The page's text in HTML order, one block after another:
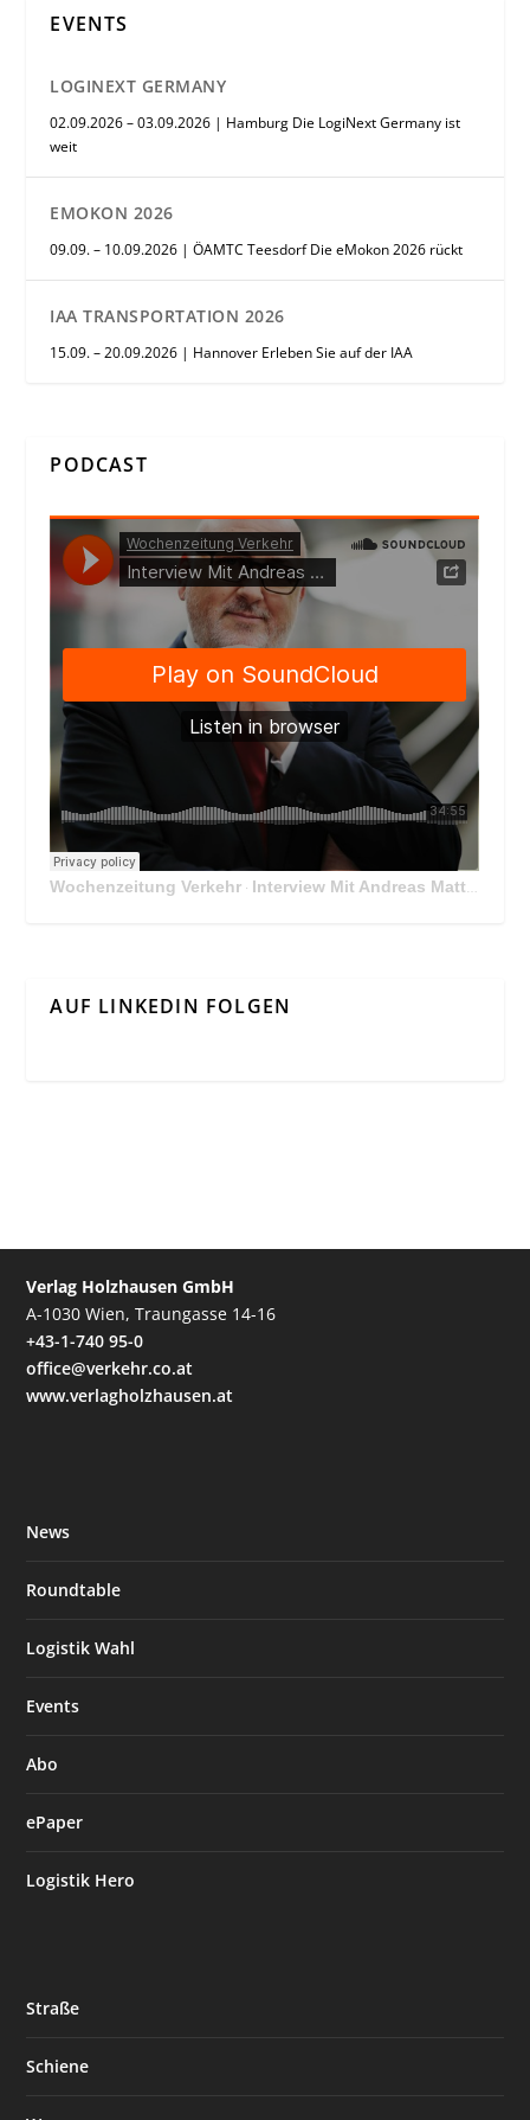
EVENTS
LOGINEXT GERMANY
02.09.2026 – 03.09.2026 | Hamburg Die LogiNext Germany ist
weit
EMOKON 2026
09.09. – 10.09.2026 | ÖAMTC Teesdorf Die eMokon 2026 rückt
IAA TRANSPORTATION 2026
15.09. – 20.09.2026 | Hannover Erleben Sie auf der IAA
PODCAST
Wochenzeitung Verkehr · Interview Mit Andreas Matthä, CEO der ÖBB Holding
AUF LINKEDIN FOLGEN
Verlag Holzhausen GmbH
A-1030 Wien, Traungasse 14-16
+43-1-740 95-0
office@verkehr.co.at
www.verlagholzhausen.at
News
Roundtable
Logistik Wahl
Events
Abo
ePaper
Logistik Hero
Straße
Schiene